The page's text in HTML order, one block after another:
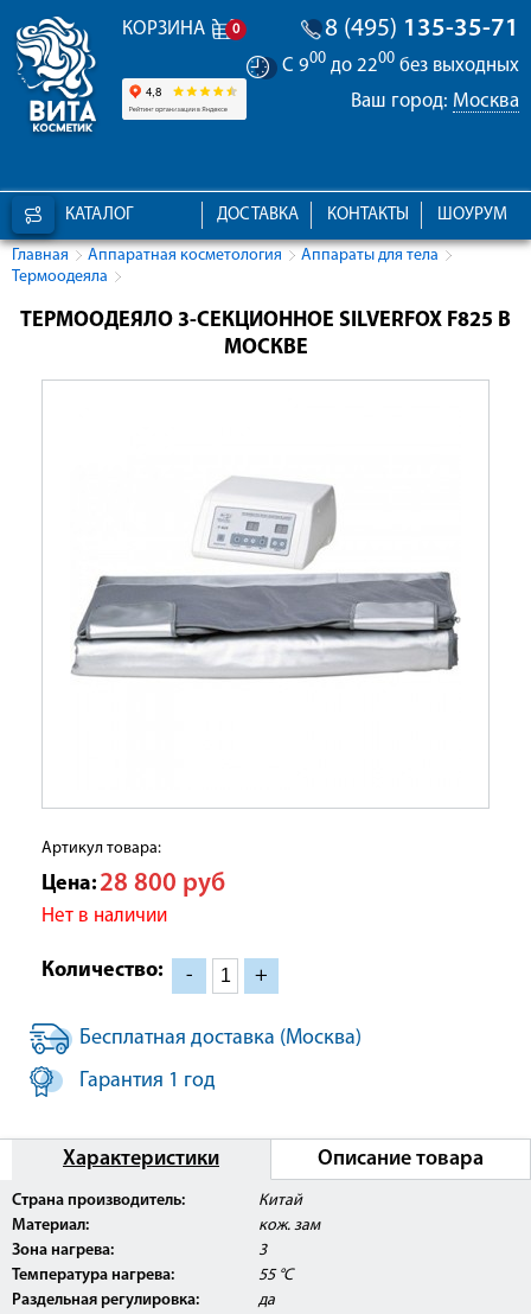
КОРЗИНА 0 8 (495) 135-35-71
С 900 до 2200 без выходных
Ваш город: Москва
КАТАЛОГ ШОУРУМ
КОНТАКТЫ
ДОСТАВКА
Главная Аппаратная косметология
Аппараты для тела
Термоодеяла
ТЕРМООДЕЯЛО 3-СЕКЦИОННОЕ SILVERFOX F825 В
МОСКВЕ
Артикул товара:
Цена: 28 800 руб
Нет в наличии
Количество: - +
Бесплатная доставка (Москва)
Гарантия 1 год
Характеристики Описание товара
Страна производитель:
Китай
Материал:
кож. зам
Зона нагрева:
3
Температура нагрева:
55 °C
Раздельная регулировка:
да